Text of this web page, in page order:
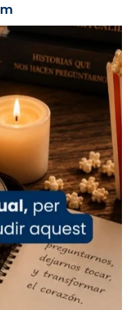
Vatican
news/2026-
papa-viaje-
ens
Tortosa, ha
missa de Les